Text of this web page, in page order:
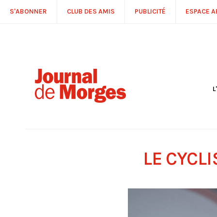
S'ABONNER CLUB DES AMIS PUBLICITÉ ESPACE
LE